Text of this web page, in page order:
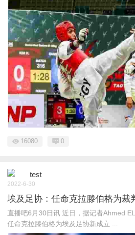
16080 0
test
2022-6-30
埃及足协：任命克拉滕伯格为裁
直播吧6月30日讯 近日，据记者Ahmed
任命克拉滕伯格为埃及足协新成立 ...